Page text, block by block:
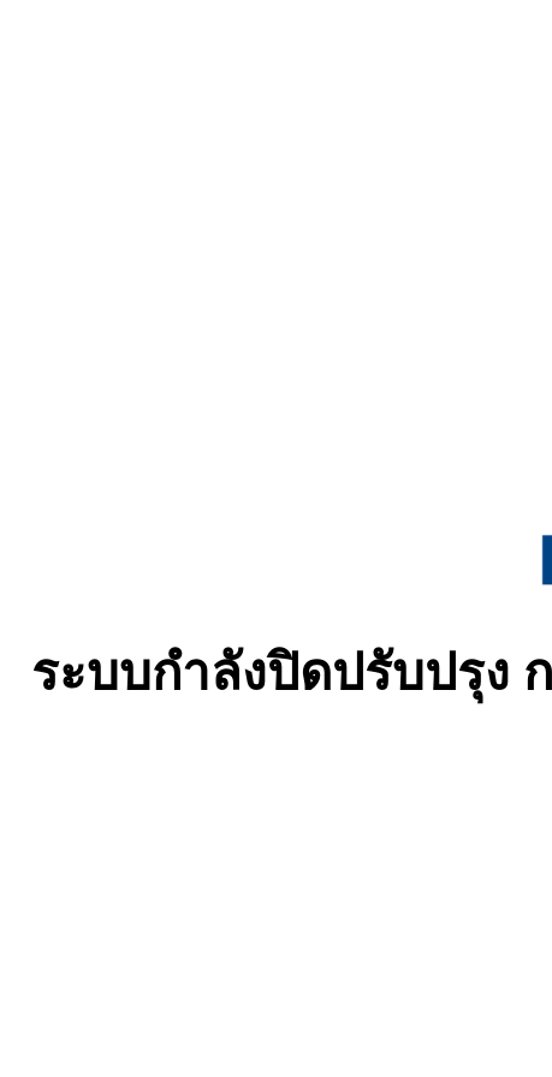
ระบบกำลังปิดปรับปรุง